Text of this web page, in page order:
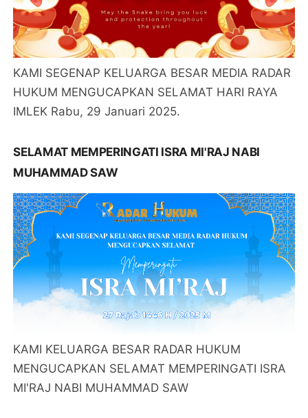
KAMI SEGENAP KELUARGA BESAR MEDIA RADAR
HUKUM MENGUCAPKAN SELAMAT HARI RAYA
IMLEK Rabu, 29 Januari 2025.
SELAMAT MEMPERINGATI ISRA MI'RAJ NABI
MUHAMMAD SAW
KAMI KELUARGA BESAR RADAR HUKUM
MENGUCAPKAN SELAMAT MEMPERINGATI ISRA
MI'RAJ NABI MUHAMMAD SAW